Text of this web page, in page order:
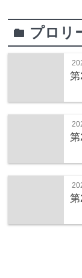
folder プロリ
第
第
第